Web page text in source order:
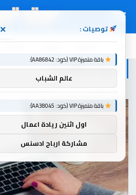
اخبار أسواق عروض منوعات
الربح من الإنترنت
توصيات : ×
باقة متميزة VIP (كود: AA86842):
عالم الشباب
باقة متميزة VIP (كود: AA38045):
اول اثنين ريادة اعمال
مشاركة ارباح ادسنس